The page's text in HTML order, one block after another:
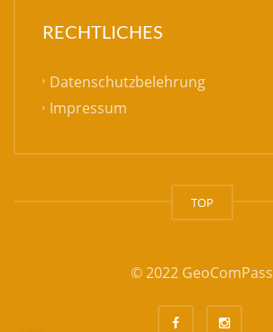
RECHTLICHES
Datenschutzbelehrung
Impressum
TOP
© 2022 GeoComPass